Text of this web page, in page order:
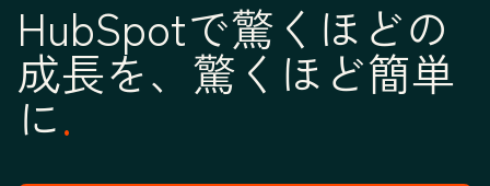
HubSpotで驚くほどの
成長を、驚くほど簡単
に